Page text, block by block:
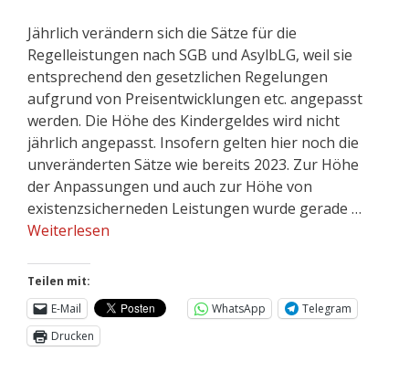
Jährlich verändern sich die Sätze für die
Regelleistungen nach SGB und AsylbLG, weil sie
entsprechend den gesetzlichen Regelungen
aufgrund von Preisentwicklungen etc. angepasst
werden. Die Höhe des Kindergeldes wird nicht
jährlich angepasst. Insofern gelten hier noch die
unveränderten Sätze wie bereits 2023. Zur Höhe
der Anpassungen und auch zur Höhe von
existenzsicherneden Leistungen wurde gerade …
Weiterlesen
Teilen mit:
E-Mail
WhatsApp
Telegram
Drucken